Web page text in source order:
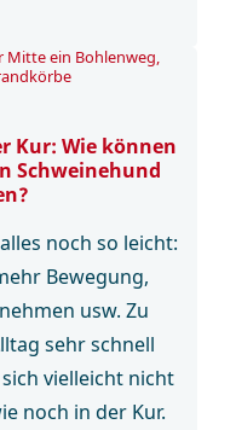
Kur: Wie können
Schweinehund
noch so leicht:
Bewegung,
usw. Zu
sehr schnell
vielleicht nicht
noch in der Kur.